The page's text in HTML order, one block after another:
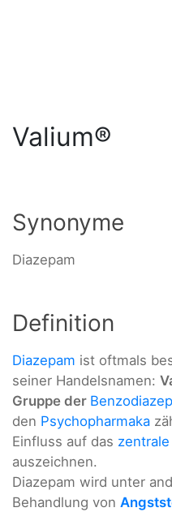
Valium®
Synonyme
Diazepam
Definition
Diazepam ist oftmals
seiner Handelsnamen:
Gruppe der
den Psychopharmaka
Einfluss auf das
auszeichnen.
Diazepam wird unter
Behandlung von